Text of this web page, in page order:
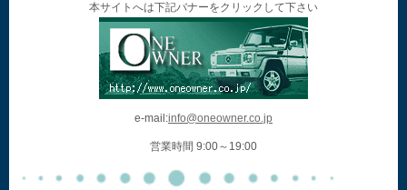
本サイトへは下記バナーをクリックして下さい
e-mail:info@oneowner.co.jp
営業時間 9:00～19:00